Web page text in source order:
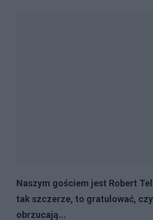
Naszym gościem jest Robert
tak szczerze, to gratulować,
obrzucają...